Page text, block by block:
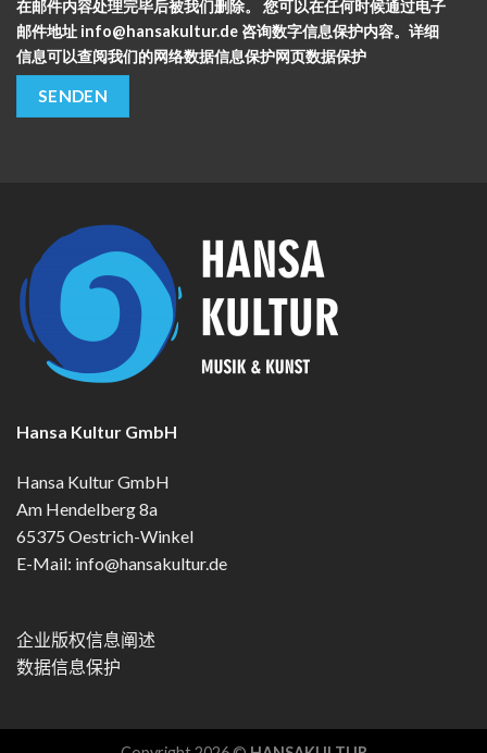
在邮件内容处理完毕后被我们删除。 您可以在任何时候通过电子
邮件地址 info@hansakultur.de 咨询数字信息保护内容。详细
信息可以查阅我们的网络数据信息保护网页数据保护
Hansa Kultur GmbH
Hansa Kultur GmbH
Am Hendelberg 8a
65375 Oestrich-Winkel
E-Mail: info@hansakultur.de
企业版权信息阐述
数据信息保护